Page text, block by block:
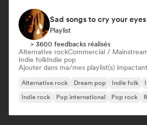
Sad songs to cry your
Playlist
> 3600 feedbacks réalisés
Alternative rockCommercial /
Indie folkIndie pop
Ajouter dans ma/mes playlist(s)
Alternative rock Dream pop Indie folk
Indie rock
Pop international Pop rock